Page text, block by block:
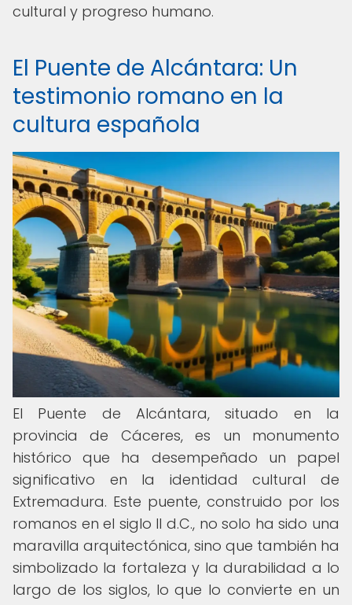
cultural y progreso humano.
El Puente de Alcántara: Un
testimonio romano en la
cultura española
El Puente de Alcántara, situado en la
provincia de Cáceres, es un monumento
histórico que ha desempeñado un papel
significativo en la identidad cultural de
Extremadura. Este puente, construido por los
romanos en el siglo II d.C., no solo ha sido una
maravilla arquitectónica, sino que también ha
simbolizado la fortaleza y la durabilidad a lo
largo de los siglos, lo que lo convierte en un